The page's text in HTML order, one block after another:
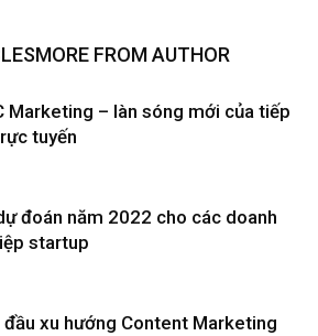
MORE FROM AUTHOR
Marketing – làn sóng mới của tiếp
tuyến
đoán năm 2022 cho các doanh
startup
đầu xu hướng Content Marketing